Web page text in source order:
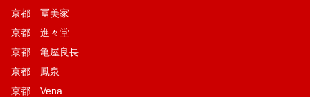
京都 冨美家
京都 進々堂
京都 亀屋良長
京都 鳳泉
京都 Vena